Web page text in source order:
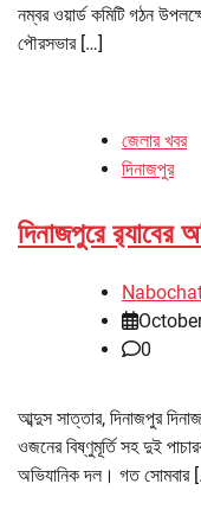
নম্বর ওয়ার্ড কমিটি গঠন
পৌরসভার […]
জেলার খবর
দিনাজপুর
দিনাজপুরে র‌্যাবের
0
আব্দুস সাত্তার, দিনাজপুর
ওজনের বিষ্ণুমূর্তি সহ দুই
অভিযানিক দল। গত সোমবার